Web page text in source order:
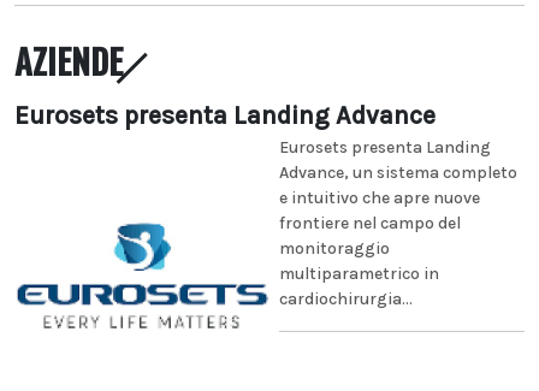
AZIENDE
Eurosets presenta Landing Advance
Eurosets presenta Landing
Advance, un sistema completo
e intuitivo che apre nuove
frontiere nel campo del
monitoraggio
multiparametrico in
cardiochirurgia...